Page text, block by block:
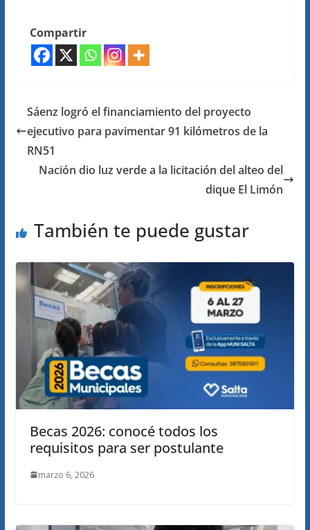
Compartir
Sáenz logró el financiamiento del proyecto
ejecutivo para pavimentar 91 kilómetros de la
RN51
Nación dio luz verde a la licitación del alteo del
dique El Limón
También te puede gustar
Becas 2026: conocé todos los
requisitos para ser postulante
marzo 6, 2026